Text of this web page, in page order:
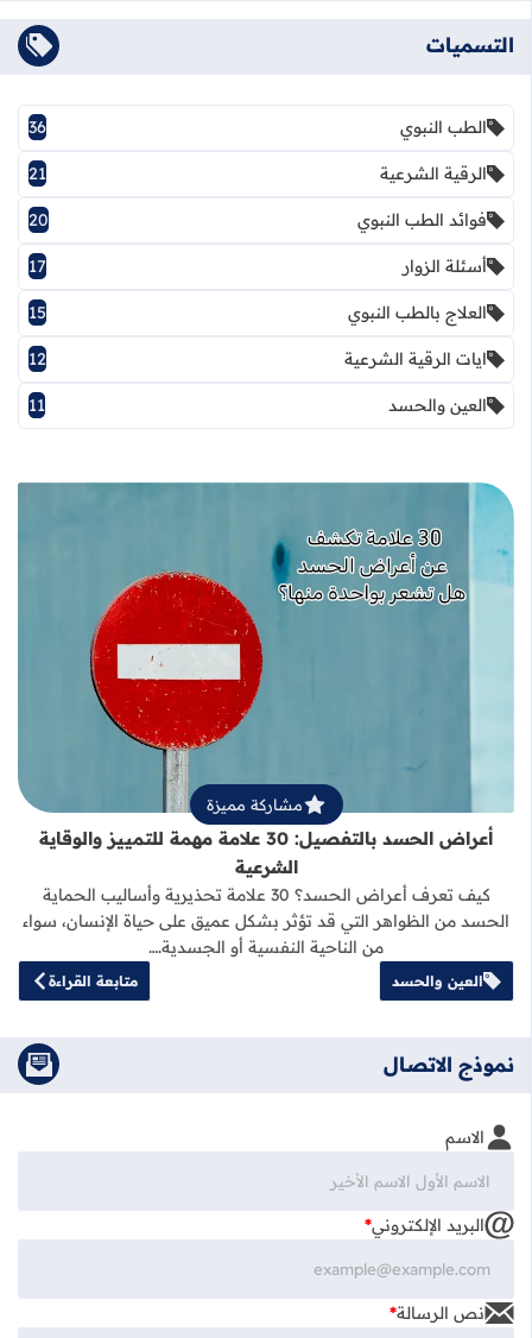
التسميات
الطب النبوي 36
الرقية الشرعية 21
فوائد الطب النبوي 20
أسئلة الزوار 17
العلاج بالطب النبوي 15
ايات الرقية الشرعية 12
العين والحسد 11
قراءة المزيد عن أعراض الحسد بالتفصيل: 30 علامة مهمة للتمييز
مشاركة مميزة
أعراض الحسد بالتفصيل: 30 علامة مهمة للتمييز والوقاية
الشرعية
كيف تعرف أعراض الحسد؟ 30 علامة تحذيرية وأساليب الحماية
الحسد من الظواهر التي قد تؤثر بشكل عميق على حياة الإنسان، سواء
من الناحية النفسية أو الجسدية.…
العين والحسد متابعة القراءة
نموذج الاتصال
الاسم
البريد الإلكتروني*
نص الرسالة*